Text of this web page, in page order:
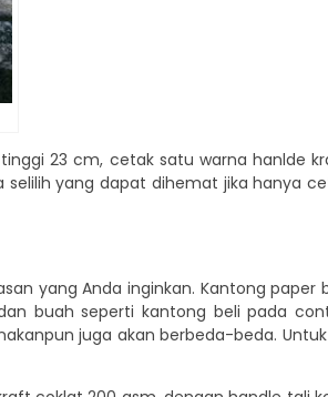
23 cm, cetak satu warna hanlde
selilih yang dapat dihemat jika hanya
yang Anda inginkan. Kantong paper
buah seperti kantong beli pada
juga akan berbeda-beda.